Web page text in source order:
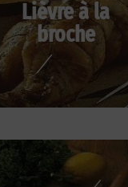
Lièvre à la
broche